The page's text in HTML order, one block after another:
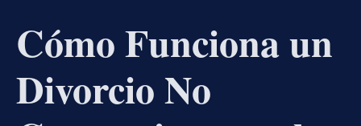
Cómo Funciona un
Divorcio No